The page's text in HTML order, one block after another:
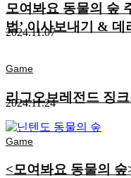
모여봐요 동물의 숲
법’ 이사보내기 & 데
2024.11.07
Game
리그오브레전드 징
2024.11.24
Game
<모여봐요 동물의